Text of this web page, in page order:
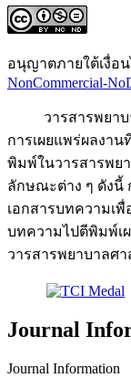
อนุญาตภายใต้เงื่อ
NonCommercial-
วารสารพยาบา
การเผยแพร่ผลงา
พิมพ์ในวารสารพย
ลักษณะต่าง ๆ ดังนี้
เอกสารบทความเ
บทความไปตีพิมพ์เ
วารสารพยาบาลศ
Journal
Journal Information